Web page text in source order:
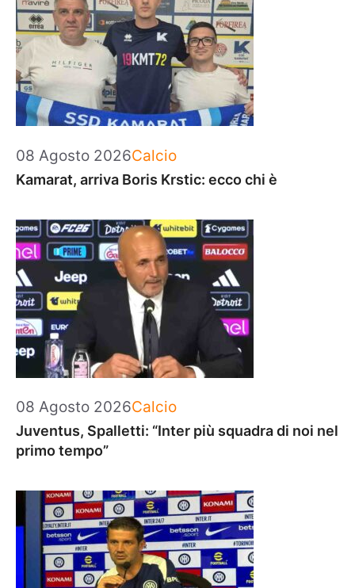
08 Agosto 2026Categorie
Calcio
Kamarat, arriva Boris Krstic: ecco chi è
08 Agosto 2026Categorie
Calcio
Juventus, Spalletti: “Inter più squadra di noi nel
primo tempo”